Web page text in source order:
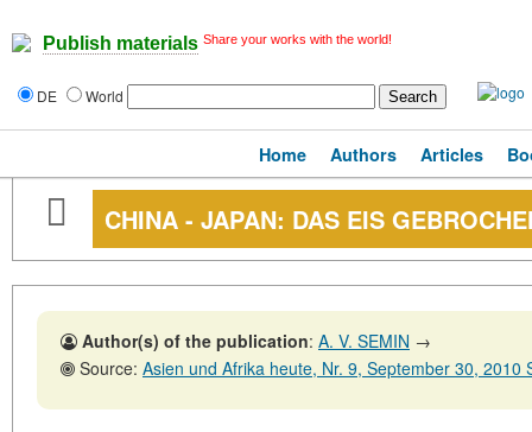
Publish materials Share your works with the world!
DE World
Home Authors Articles
CHINA - JAPAN: DAS EIS
Author(s) of the publication: A. V. SEMIN →
Source: Asien und Afrika heute, Nr. 9, September 30, 2010